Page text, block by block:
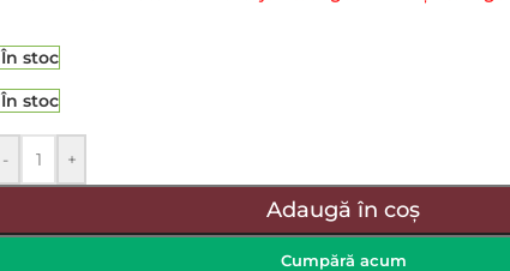
În stoc
În stoc
- +
Adaugă în coș
Cumpără acum